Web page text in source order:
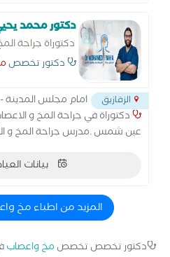
والمناظير العصبية. متابعة دقيقة
والتأهيل العصبي.
دكتور محمد
دكتوراة جراحة
الفقري
دكتور تخصص
الزقازيق
امام مجلس المدينة -
دكتوراة في جراحة المخ و
عين شمس .مدرس جراحة المخ و
وانجلترا.زمالة اكلينيكية جامعة
بيانات
المزيد من اطباء مخ
دكتور تخصص تخصص مخ واعصاب